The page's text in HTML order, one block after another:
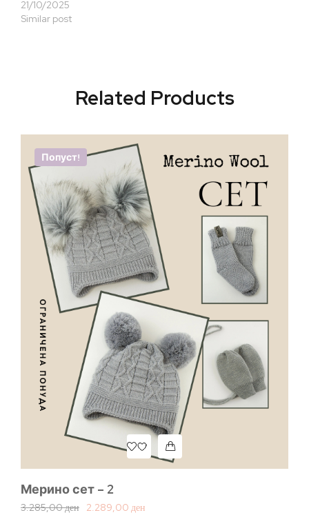
21/10/2025
Similar post
Related Products
Попуст!
Мерино сет – 2
3.285,00ден 2.289,00 ден